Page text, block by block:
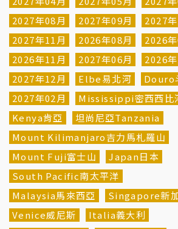
2027年08月
2027年09月
2027
2027年11月
2026年08月
2026
2026年11月
2027年06月
2026
2027年12月
Elbe易北河
Douro
2027年02月
Mississippi密西西比
Kenya肯亞
坦尚尼亞Tanzania
Mount Kilimanjaro吉力馬札羅山
Mount Fuji富士山
Japan日本
South Pacific南太平洋
Malaysia馬來西亞
Singapore新
Venice威尼斯
Italia義大利